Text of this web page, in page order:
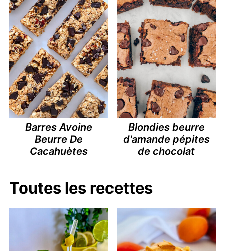
Barres Avoine
Beurre De
Cacahuètes
Blondies beurre
d'amande pépites
de chocolat
Toutes les recettes